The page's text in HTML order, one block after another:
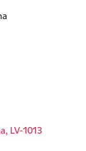
LV-1013